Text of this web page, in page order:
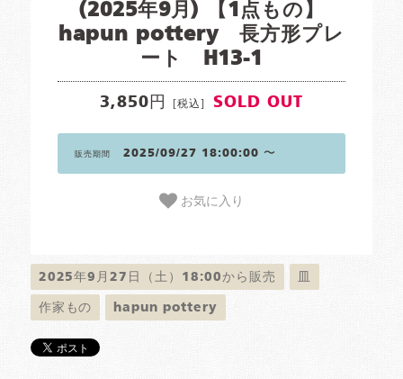
(2025年9月) 【1点もの】
hapun pottery 長方形プレ
ート H13-1
3,850円 [税込] SOLD OUT
販売期間 2025/09/27 18:00:00 〜
お気に入り
2025年9月27日（土）18:00から販売
作家もの hapun pottery